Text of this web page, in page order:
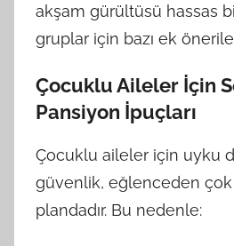
akşam gürültüsü hassas
gruplar için bazı ek
Çocuklu Aileler İçin
Pansiyon İpuçları
Çocuklu aileler için uyku
güvenlik, eğlenceden
plandadır. Bu nedenle: